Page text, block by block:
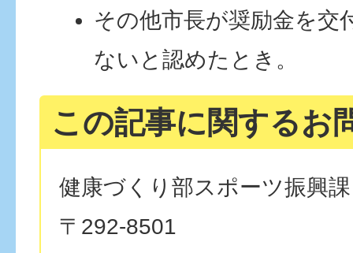
その他市長が奨励金を交
ないと認めたとき。
この記事に関するお
健康づくり部スポーツ振興課
〒292-8501